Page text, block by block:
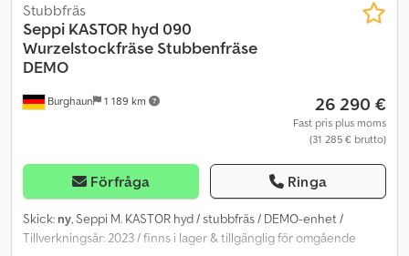
Burghaun 1 189 km
Stubbfräs
Seppi KASTOR hyd 090
Wurzelstockfräse Stubbenfräse
DEMO
26 290 €
Fast pris plus moms
(31 285 € brutto)
Förfråga Ringa
Skick: ny, Seppi M. KASTOR hyd / stubbfräs / DEMO-enhet /
Tillverkningsår: 2023 / finns i lager & tillgänglig för omgående